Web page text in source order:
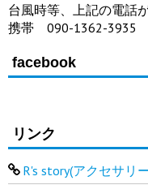
台風時等、上記の電話
携帯 090-1362-3935
facebook
リンク
R's story(アクセサリ